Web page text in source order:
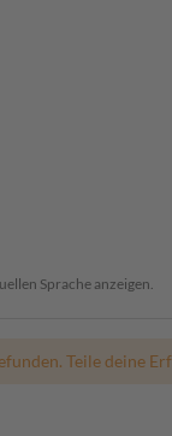
Sprache anzeigen.
Teile deine